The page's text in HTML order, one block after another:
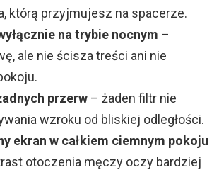
którą przyjmujesz na spacerze.
na trybie nocnym –
ale nie ścisza treści ani nie
przerw – żaden filtr nie
wzroku od bliskiej odległości.
ekran w całkiem ciemnym pokoju
otoczenia męczy oczy bardziej